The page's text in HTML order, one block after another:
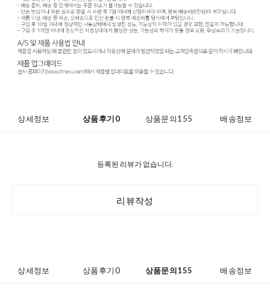
상세정보 상품후기0 상품문의155 배송정보
등록된 리뷰가 없습니다.
리뷰작성
상세정보 상품후기0 상품문의155 배송정보